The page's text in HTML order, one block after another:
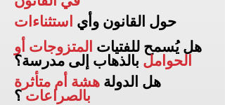
حول القانون وأي استثناءات
هل يُسمح للفتيات المتزوجات أو
الحوامل بالذهاب إلى مدرسة؟
هل الدولة هشة أم متأثرة
بالصراعات ؟